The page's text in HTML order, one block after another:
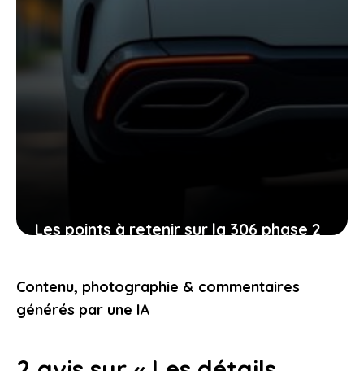
Les points à retenir sur la 306 phase 2
et sûr
26 mai 2026
Contenu, photographie & commentaires
générés par une IA